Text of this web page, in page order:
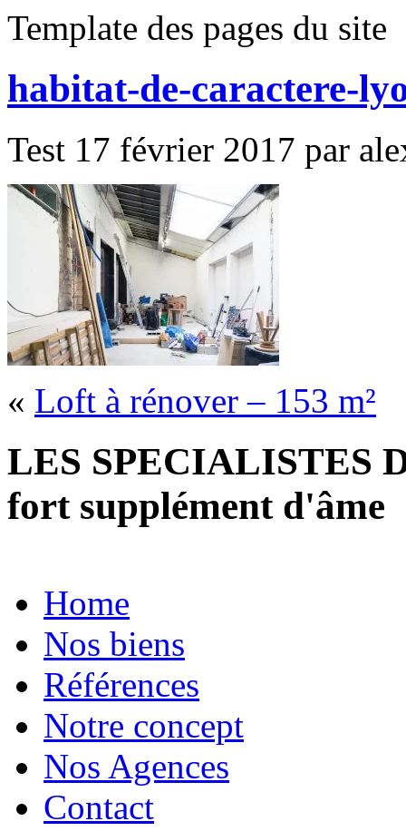
Template des pages du site
habitat-de-caractere-
Test 17 février 2017 par
« Loft à rénover – 153 m²
LES SPECIALISTES
fort supplément d'âme
Home
Nos biens
Références
Notre concept
Nos Agences
Contact